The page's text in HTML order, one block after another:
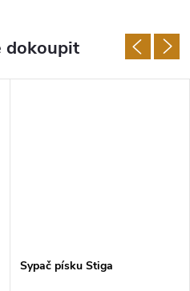
dokoupit
Sypač písku Stiga